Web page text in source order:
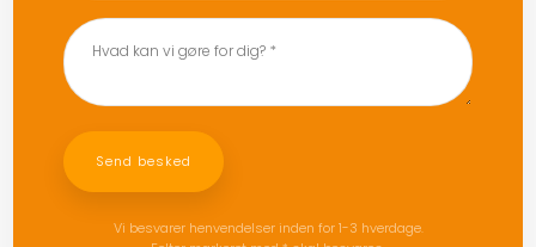
Vi besvarer henvendelser inden for 1-3 hverdage.